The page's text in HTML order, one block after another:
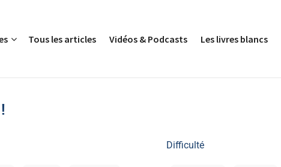
Tous les articles Vidéos & Podcasts Les livres blancs
Difficulté